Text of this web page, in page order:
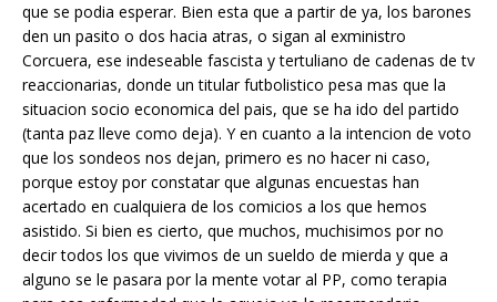
que se podia esperar. Bien esta que a partir de ya, los barones
den un pasito o dos hacia atras, o sigan al exministro
Corcuera, ese indeseable fascista y tertuliano de cadenas de tv
reaccionarias, donde un titular futbolistico pesa mas que la
situacion socio economica del pais, que se ha ido del partido
(tanta paz lleve como deja). Y en cuanto a la intencion de voto
que los sondeos nos dejan, primero es no hacer ni caso,
porque estoy por constatar que algunas encuestas han
acertado en cualquiera de los comicios a los que hemos
asistido. Si bien es cierto, que muchos, muchisimos por no
decir todos los que vivimos de un sueldo de mierda y que a
alguno se le pasara por la mente votar al PP, como terapia